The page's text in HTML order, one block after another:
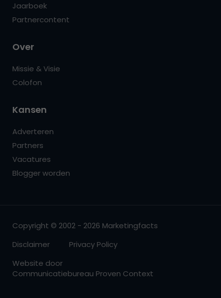
Jaarboek
Partnercontent
Over
Missie & Visie
Colofon
Kansen
Adverteren
Partners
Vacatures
Blogger worden
Copyright © 2002 - 2026 Marketingfacts
Disclaimer
Privacy Policy
Website door
Communicatiebureau Proven Context